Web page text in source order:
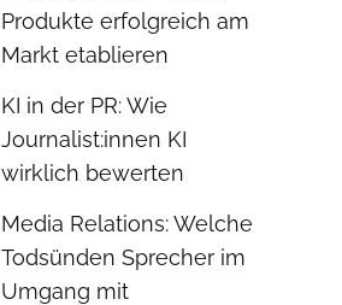
Produkte erfolgreich am
Markt etablieren
KI in der PR: Wie
Journalist:innen KI
wirklich bewerten
Media Relations: Welche
Todsünden Sprecher im
Umgang mit